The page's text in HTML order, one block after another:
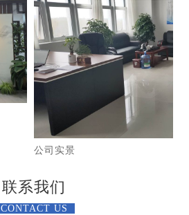
公司实景
联系我们
CONTACT US